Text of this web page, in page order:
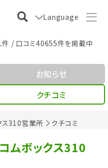
Language
件 / 口コミ40655件を掲載中
ス310営業所 クチコミ
お知らせ
クチコミ
ムボックス310